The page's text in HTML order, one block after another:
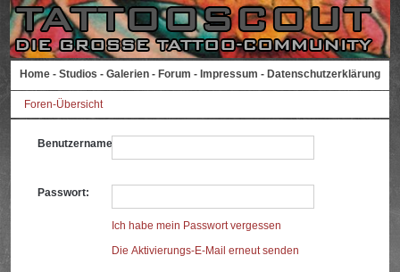
Home - Studios - Galerien - Forum - Impressum - Datenschutzerklärung
Foren-Übersicht
Benutzername:
Passwort:
Ich habe mein Passwort vergessen
Die Aktivierungs-E-Mail erneut senden